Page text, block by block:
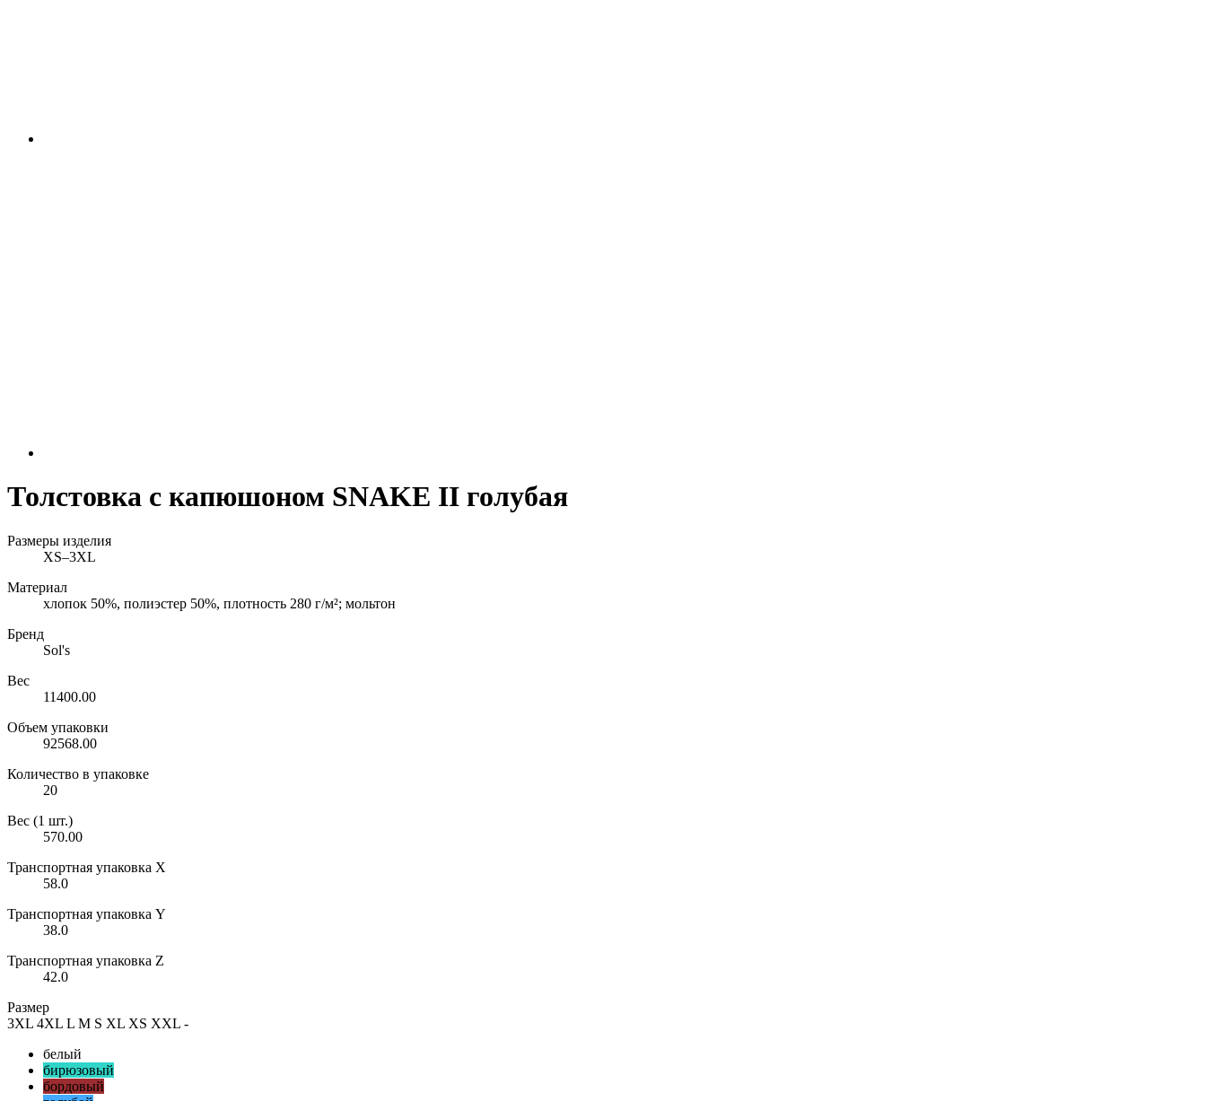
Толстовка с капюшоном SNAKE II голубая
Размеры изделия
XS–3XL
Материал
хлопок 50%, полиэстер 50%, плотность 280 г/м²; мольтон
Бренд
Sol's
Вес
11400.00
Объем упаковки
92568.00
Количество в упаковке
20
Вес (1 шт.)
570.00
Транспортная упаковка X
58.0
Транспортная упаковка Y
38.0
Транспортная упаковка Z
42.0
Размер
3XL 4XL L M S XL XS XXL -
белый
бирюзовый
бордовый